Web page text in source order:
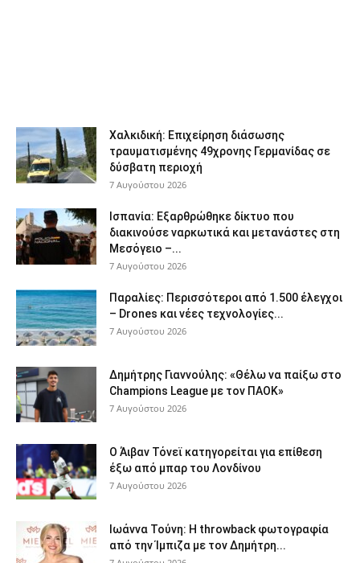
Χαλκιδική: Επιχείρηση διάσωσης
τραυματισμένης 49χρονης Γερμανίδας σε
δύσβατη περιοχή
7 Αυγούστου 2026
Ισπανία: Εξαρθρώθηκε δίκτυο που
διακινούσε ναρκωτικά και μετανάστες στη
Μεσόγειο –...
7 Αυγούστου 2026
Παραλίες: Περισσότεροι από 1.500 έλεγχοι
– Drones και νέες τεχνολογίες...
7 Αυγούστου 2026
Δημήτρης Γιαννούλης: «Θέλω να παίξω στο
Champions League με τον ΠΑΟΚ»
7 Αυγούστου 2026
Ο Άιβαν Τόνεϊ κατηγορείται για επίθεση
έξω από μπαρ του Λονδίνου
7 Αυγούστου 2026
Ιωάννα Τούνη: Η throwback φωτογραφία
από την Ίμπιζα με τον Δημήτρη...